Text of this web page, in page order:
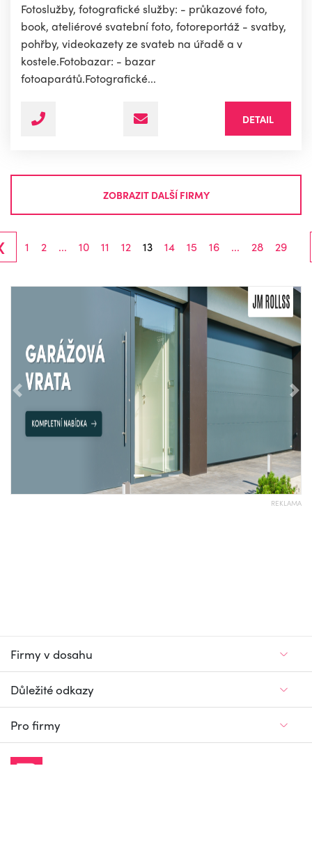
Fotoslužby, fotografické služby: - průkazové foto,
book, ateliérové svatební foto, fotoreportáž - svatby,
pohřby, videokazety ze svateb na úřadě a v
kostele.Fotobazar: - bazar
fotoaparátů.Fotografické...
DETAIL
ZOBRAZIT DALŠÍ FIRMY
1 2 ... 10 11 12 13 14 15 16 ... 28 29
Předchozí
REKLAMA
Firmy v dosahu
Důležité odkazy
Pro firmy